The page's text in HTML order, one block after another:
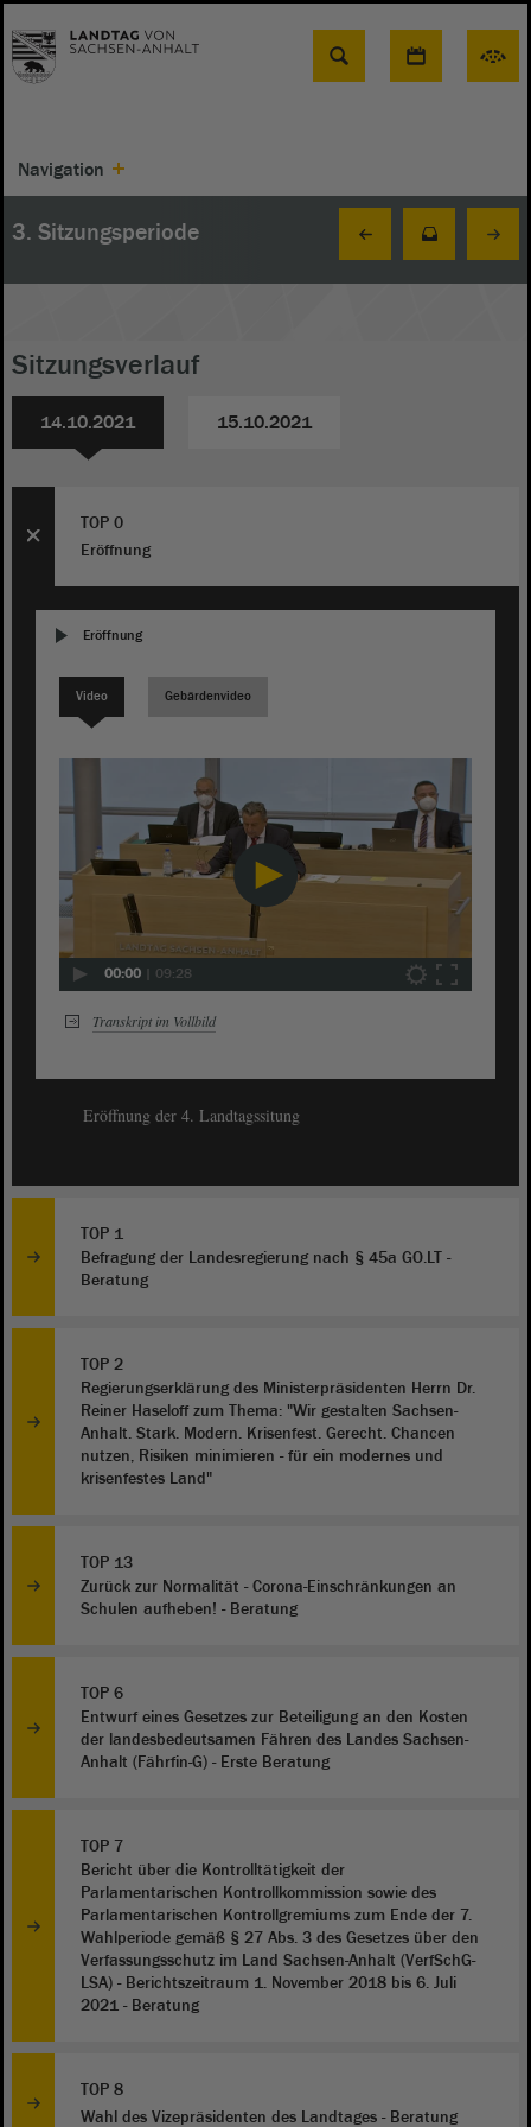
Suche
Navigation
3. Sitzungsperiode
Sitzungsverlauf
14.10.2021 15.10.2021
TOP 0
Eröffnung
Eröffnung
Video Gebärdenvideo
00:00 09:28
Transkript im Vollbild
Eröffnung der 4. Landtagssitung
TOP 1
Befragung der Landesregierung nach § 45a GO.LT -
Beratung
TOP 2
Regierungserklärung des Ministerpräsidenten Herrn Dr.
Reiner Haseloff zum Thema: "Wir gestalten Sachsen-
Anhalt. Stark. Modern. Krisenfest. Gerecht. Chancen
nutzen, Risiken minimieren - für ein modernes und
krisenfestes Land"
TOP 13
Zurück zur Normalität - Corona-Einschränkungen an
Schulen aufheben! - Beratung
TOP 6
Entwurf eines Gesetzes zur Beteiligung an den Kosten
der landesbedeutsamen Fähren des Landes Sachsen-
Anhalt (Fährfin-G) - Erste Beratung
TOP 7
Bericht über die Kontrolltätigkeit der
Parlamentarischen Kontrollkommission sowie des
Parlamentarischen Kontrollgremiums zum Ende der 7.
Wahlperiode gemäß § 27 Abs. 3 des Gesetzes über den
Verfassungsschutz im Land Sachsen-Anhalt (VerfSchG-
LSA) - Berichtszeitraum 1. November 2018 bis 6. Juli
2021 - Beratung
TOP 8
Wahl des Vizepräsidenten des Landtages - Beratung